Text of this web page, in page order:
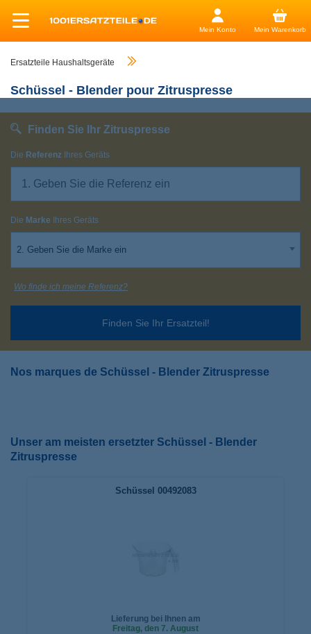
Mein Konto Mein Warenkorb
Ersatzteile Haushaltsgeräte
Schüssel - Blender pour Zitruspresse
Finden Sie Ihr Zitruspresse
Die Referenz Ihres Geräts
Die Marke Ihres Geräts
2. Geben Sie die Marke ein
Finden Sie Ihr Ersatzteil!
Wo finde ich meine Referenz?
Nos marques de Schüssel - Blender Zitruspresse
Unser am meisten ersetzter Schüssel - Blender
Zitruspresse
Schüssel 00492083
Lieferung bei Ihnen am
Freitag, den 7. August